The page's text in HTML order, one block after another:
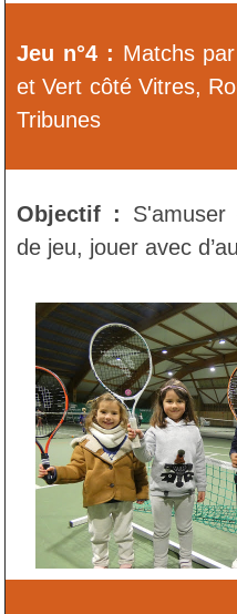
Jeu n°4 : Matchs
et Vert côté Vitres,
Tribunes
Objectif : S'amuser
de jeu, jouer avec